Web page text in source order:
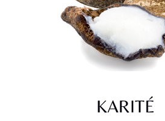
KARITÉ